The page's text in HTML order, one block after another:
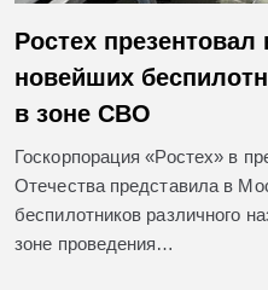
Ростех
новейших
в зоне СВО
Госкорпорация «Ростех» в
Отечества представила в
беспилотников различного
зоне проведения…